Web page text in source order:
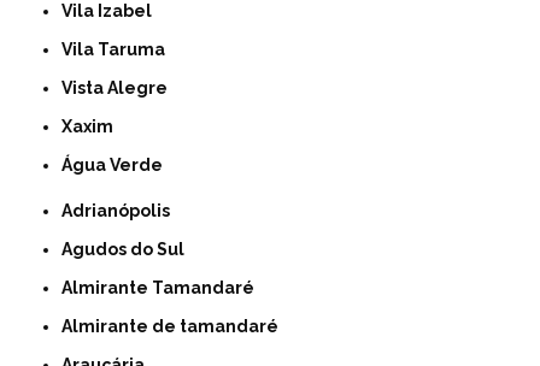
Vila Izabel
Vila Taruma
Vista Alegre
Xaxim
Água Verde
Adrianópolis
Agudos do Sul
Almirante Tamandaré
Almirante de tamandaré